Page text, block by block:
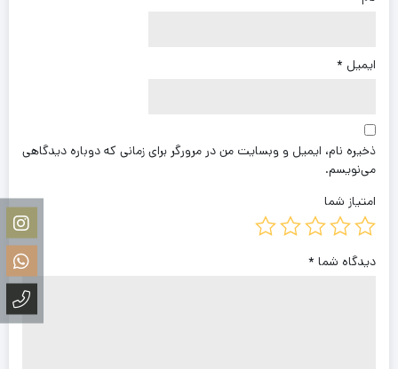
ایمیل *
ذخیره نام، ایمیل و وبسایت من در مرورگر برای زمانی که دوباره دیدگاهی
می‌نویسم.
امتیاز شما
دیدگاه شما *